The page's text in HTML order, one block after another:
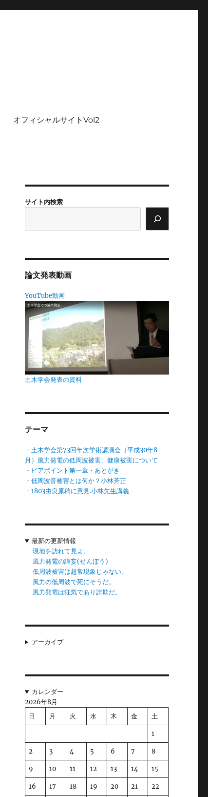
オフィシャルサイトVol2
サイト内検索
論文発表動画
YouTube動画
土木学会発表の資料
テーマ
・土木学会第73回年次学術講演会（平成30年8
月）風力発電の低周波被害、健康被害について
・ピアポイント第一章・あとがき
・低周波音被害とは何か？小林芳正
・1803由良原稿に意見.小林先生講義
最新の更新情報
現地を訪れて見よ。
風力発電の譫妄(せんぼう)
低周波被害は超常現象じゃない。
風力の低周波で死にそうだ。
風力発電は狂気であり詐欺だ。
アーカイブ
カレンダー
2026年8月
日
月 火 水 木 金 土
1
2 3 4 5 6 7 8
9 10 11 12 13 14 15
16 17 18 19 20 21 22